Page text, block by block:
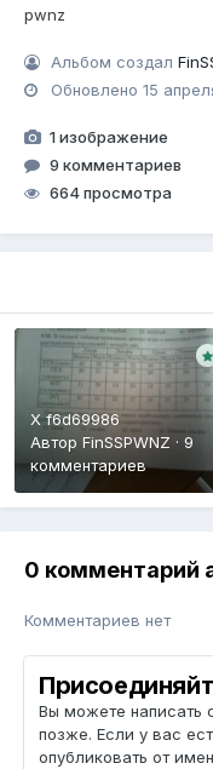
pwnz
Альбом создал
Обновлено15
1 изображение
9 комментариев
664 просмотра
X f6d69986
Автор FinSSPWNZ · 9
комментариев
0 комментарий
Комментариев нет
Вы можете написать
позже. Если у вас
опубликовать от